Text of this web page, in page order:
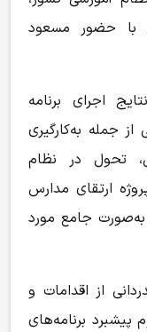
امروز سه‌شنبه ۲۵ آذر ۱۴۰۴، با حضور مسعود
اجرای برنامه
جمله به‌کارگیری
تحول در نظام
ارتقای مدارس
به‌صورت جامع مورد
از اقدامات و
پیشبرد برنامه‌های